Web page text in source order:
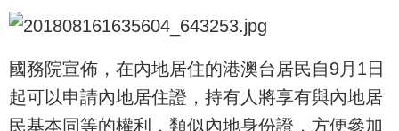
國務院宣佈，在內地居住的港澳台居民自9月1日
起可以申請內地居住證，持有人將享有與內地居
民基本同等的權利，類似內地身份證，方便參加